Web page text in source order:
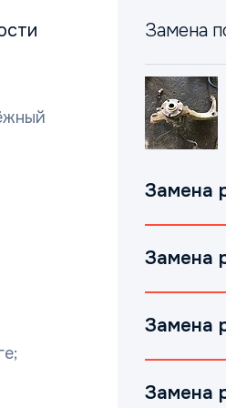
Замена
Замена
Замена
Замена
Замена